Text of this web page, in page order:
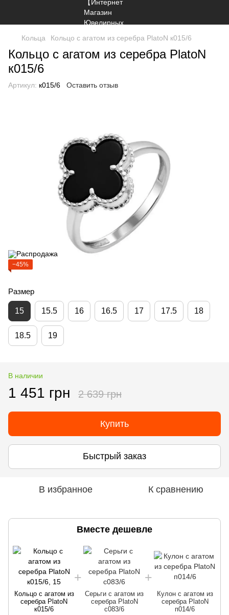
Кольца Кольцо с агатом из серебра PlatoN к015/6
Кольцо с агатом из серебра PlatoN
к015/6
Артикул: к015/6 Оставить отзыв
−45%
Размер
15 15.5 16 16.5 17 17.5 18
18.5 19
В наличии
1 451 грн 2 639 грн
Купить
Быстрый заказ
В избранное К сравнению
Вместе дешевле
Кольцо с агатом из
серебра PlatoN
к015/6
Серьги с агатом из
серебра PlatoN
с083/6
Кулон с агатом из
серебра PlatoN
п014/6